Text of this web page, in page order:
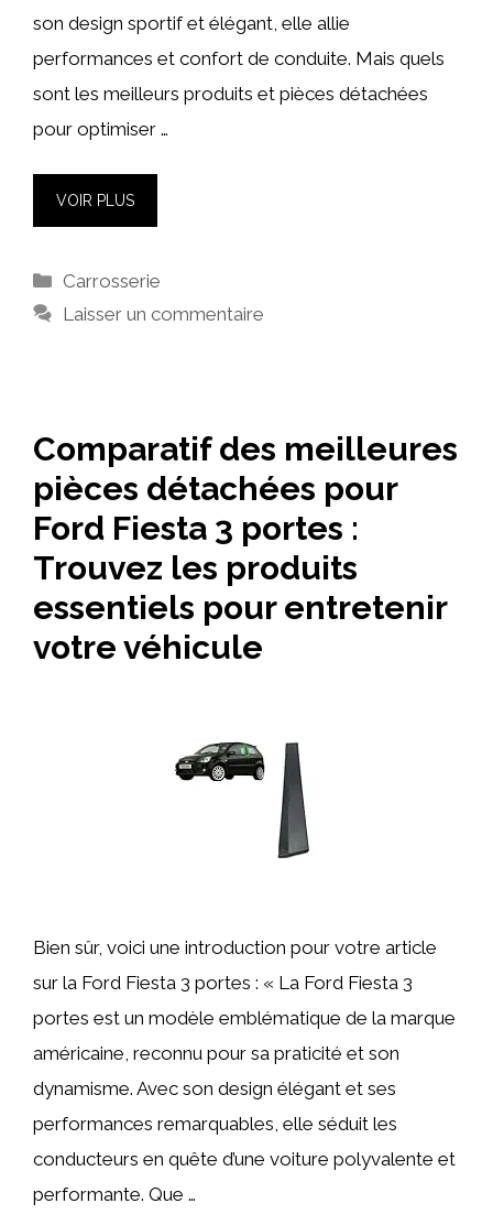
son design sportif et élégant, elle allie
performances et confort de conduite. Mais quels
sont les meilleurs produits et pièces détachées
pour optimiser …
VOIR PLUS
Catégories
Carrosserie
Laisser un commentaire
Comparatif des meilleures
pièces détachées pour
Ford Fiesta 3 portes :
Trouvez les produits
essentiels pour entretenir
votre véhicule
Bien sûr, voici une introduction pour votre article
sur la Ford Fiesta 3 portes : « La Ford Fiesta 3
portes est un modèle emblématique de la marque
américaine, reconnu pour sa praticité et son
dynamisme. Avec son design élégant et ses
performances remarquables, elle séduit les
conducteurs en quête d’une voiture polyvalente et
performante. Que …